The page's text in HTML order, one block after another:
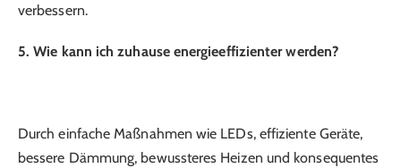
verbessern.
5. Wie kann ich zuhause energieeffizienter werden?
Durch einfache Maßnahmen wie LEDs, effiziente Geräte,
bessere Dämmung, bewussteres Heizen und konsequentes